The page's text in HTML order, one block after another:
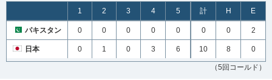
1 2 3 4 5 計 H E
パキスタン 0 0 0 0 0 0 0 2
日本 0 1 0 3 6 10 8 0
（5回コールド）